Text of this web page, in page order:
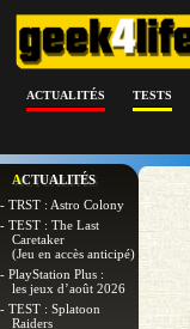
ACTUALITÉS TESTS
ACTUALITÉS
- TRST : Astro Colony
- TEST : The Last
Caretaker
(Jeu en accès anticipé)
- PlayStation Plus :
les jeux d’août 2026
- TEST : Splatoon
Raiders